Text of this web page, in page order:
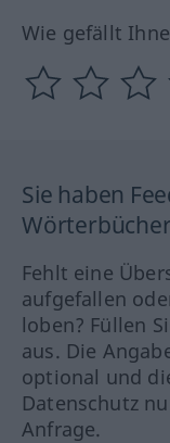
Wie gefällt
Sie haben
Fehlt eine
aufgefallen
loben? Füllen
aus. Die
optional und
Datenschutz
Anfrage.